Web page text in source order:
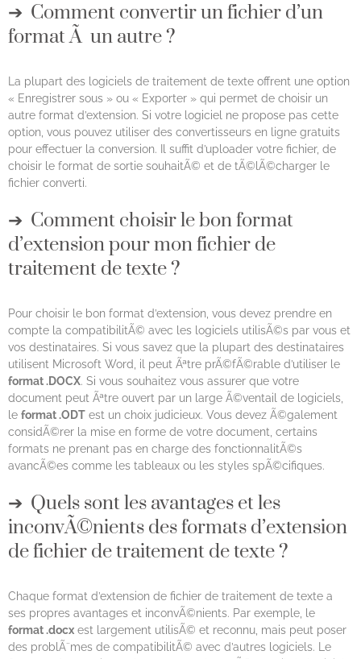
Comment convertir un fichier d’un
format Ã un autre ?
La plupart des logiciels de traitement de texte offrent une option
« Enregistrer sous » ou « Exporter » qui permet de choisir un
autre format d’extension. Si votre logiciel ne propose pas cette
option, vous pouvez utiliser des convertisseurs en ligne gratuits
pour effectuer la conversion. Il suffit d’uploader votre fichier, de
choisir le format de sortie souhaitÃ© et de tÃ©lÃ©charger le
fichier converti.
Comment choisir le bon format
d’extension pour mon fichier de
traitement de texte ?
Pour choisir le bon format d’extension, vous devez prendre en
compte la compatibilitÃ© avec les logiciels utilisÃ©s par vous et
vos destinataires. Si vous savez que la plupart des destinataires
utilisent Microsoft Word, il peut Ãªtre prÃ©fÃ©rable d’utiliser le
format .DOCX. Si vous souhaitez vous assurer que votre
document peut Ãªtre ouvert par un large Ã©ventail de logiciels,
le format .ODT est un choix judicieux. Vous devez Ã©galement
considÃ©rer la mise en forme de votre document, certains
formats ne prenant pas en charge des fonctionnalitÃ©s
avancÃ©es comme les tableaux ou les styles spÃ©cifiques.
Quels sont les avantages et les
inconvÃ©nients des formats d’extension
de fichier de traitement de texte ?
Chaque format d’extension de fichier de traitement de texte a
ses propres avantages et inconvÃ©nients. Par exemple, le
format .docx est largement utilisÃ© et reconnu, mais peut poser
des problÃ¨mes de compatibilitÃ© avec d’autres logiciels. Le